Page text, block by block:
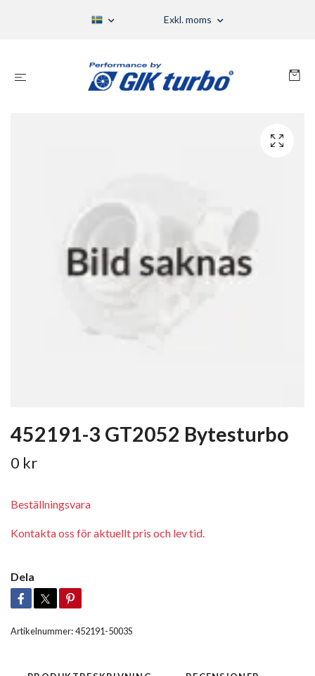
Exkl. moms
452191-3 GT2052 Bytesturbo
0 kr
Beställningsvara
Kontakta oss för aktuellt pris och lev tid.
Dela
Artikelnummer:452191-5003S